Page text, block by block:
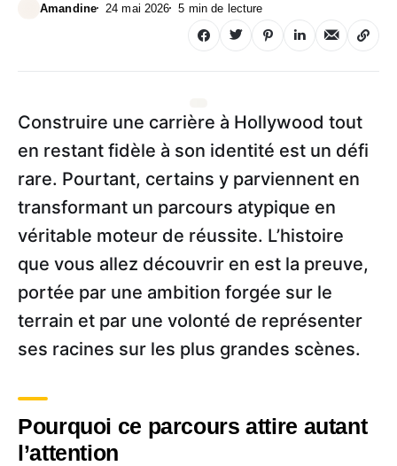
Amandine 24 mai 2026 5 min de lecture
Construire une carrière à Hollywood tout
en restant fidèle à son identité est un défi
rare. Pourtant, certains y parviennent en
transformant un parcours atypique en
véritable moteur de réussite. L’histoire
que vous allez découvrir en est la preuve,
portée par une ambition forgée sur le
terrain et par une volonté de représenter
ses racines sur les plus grandes scènes.
Pourquoi ce parcours attire autant
l’attention